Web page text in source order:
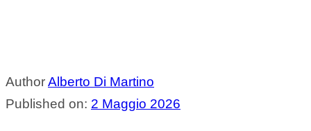
AuthorAlberto Di Martino
Published on: 2 Maggio 2026